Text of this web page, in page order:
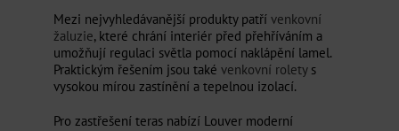
Mezi nejvyhledávanější produkty patří venkovní
žaluzie, které chrání interiér před přehříváním a
umožňují regulaci světla pomocí naklápění lamel.
Praktickým řešením jsou také venkovní roletys
vysokou mírou zastínění a tepelnou izolací.
Pro zastřešení teras nabízí Louver moderní